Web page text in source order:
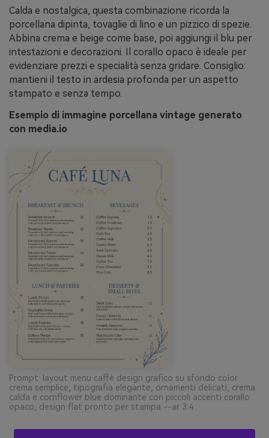
Calda e nostalgica, questa combinazione ricorda la
porcellana dipinta, tovaglie di lino e un pizzico di spezie.
Abbina crema e beige come base, poi aggiungi il blu per
intestazioni e decorazioni. Il corallo opaco è ideale per
evidenziare prezzi e specialità senza gridare. Consiglio:
mantieni il testo in ardesia profonda per un aspetto
stampato e senza tempo.
Esempio di immagine porcellana vintage generato
con media.io
Prompt: layout menu caffè design grafico su sfondo color
crema semplice, tipografia elegante, ornamenti delicati, crema
calda e cornflower blue dominante con piccoli accenti corallo
opaco, design flat pronto per stampa --ar 3:4